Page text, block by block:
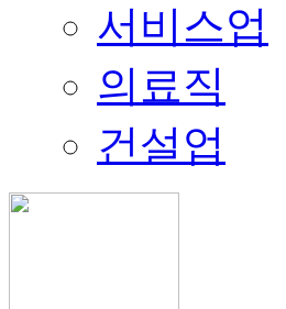
서비스업
의료직
건설업